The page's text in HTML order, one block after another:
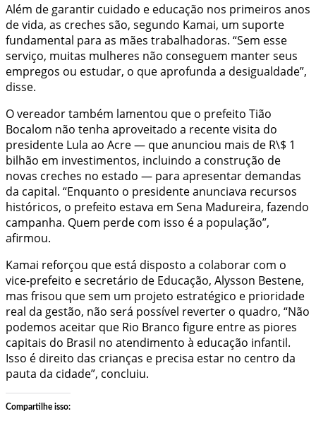
Além de garantir cuidado e educação nos primeiros anos
de vida, as creches são, segundo Kamai, um suporte
fundamental para as mães trabalhadoras. “Sem esse
serviço, muitas mulheres não conseguem manter seus
empregos ou estudar, o que aprofunda a desigualdade”,
disse.
O vereador também lamentou que o prefeito Tião
Bocalom não tenha aproveitado a recente visita do
presidente Lula ao Acre — que anunciou mais de R\$ 1
bilhão em investimentos, incluindo a construção de
novas creches no estado — para apresentar demandas
da capital. “Enquanto o presidente anunciava recursos
históricos, o prefeito estava em Sena Madureira, fazendo
campanha. Quem perde com isso é a população”,
afirmou.
Kamai reforçou que está disposto a colaborar com o
vice-prefeito e secretário de Educação, Alysson Bestene,
mas frisou que sem um projeto estratégico e prioridade
real da gestão, não será possível reverter o quadro, “Não
podemos aceitar que Rio Branco figure entre as piores
capitais do Brasil no atendimento à educação infantil.
Isso é direito das crianças e precisa estar no centro da
pauta da cidade”, concluiu.
Compartilhe isso: